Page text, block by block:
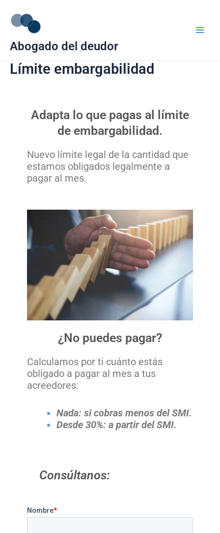
contenido
Abogado del deudor
Límite embargabilidad
Adapta lo que pagas al límite
de embargabilidad.
Nuevo límite legal de la cantidad que
estamos obligados legalmente a
pagar al mes.
¿No puedes pagar?
Calculamos por ti cuánto estás
obligado a pagar al mes a tus
acreedores:
Nada: si cobras menos del SMI.
Desde 30%: a partir del SMI.
Consúltanos: